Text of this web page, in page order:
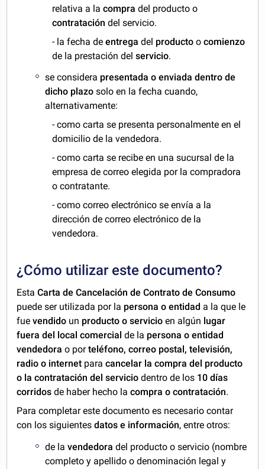
relativa a lacompra del producto o
contratación del servicio.
- la fecha deentrega del producto o comienzo
de la prestación del servicio.
se considera presentada o enviada dentro de
dicho plazo solo en la fecha cuando,
alternativamente:
- como carta se presenta personalmente en el
domicilio de la vendedora.
- como carta se recibe en una sucursal de la
empresa de correo elegida por la compradora
o contratante.
- como correo electrónico se envía a la
dirección de correo electrónico de la
vendedora.
¿Cómo utilizar este documento?
EstaCarta de Cancelación de Contrato de Consumo
puede ser utilizada por la persona o entidad a la que le
fuevendido un producto o servicio en algún lugar
fuera del local comercial de la persona o entidad
vendedora o porteléfono, correo postal, televisión,
radio o internet paracancelar la compra del producto
o la contratación del servicio dentro de los 10 días
corridos de haber hecho lacompra o contratación.
Para completar este documento es necesario contar
con los siguientesdatos e información, entre otros:
de lavendedoradel producto o servicio (nombre
completo y apellido o denominación legal y